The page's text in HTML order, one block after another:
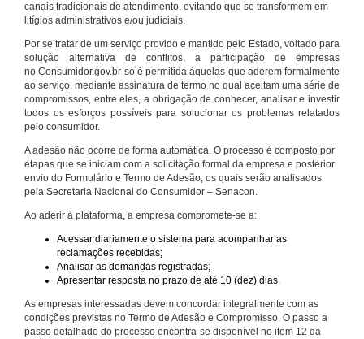
canais tradicionais de atendimento, evitando que se transformem em
litígios administrativos e/ou judiciais.
Por se tratar de um serviço provido e mantido pelo Estado, voltado para
solução alternativa de conflitos, a participação de empresas
no Consumidor.gov.br só é permitida àquelas que aderem formalmente
ao serviço, mediante assinatura de termo no qual aceitam uma série de
compromissos, entre eles, a obrigação de conhecer, analisar e investir
todos os esforços possíveis para solucionar os problemas relatados
pelo consumidor.
A adesão não ocorre de forma automática. O processo é composto por
etapas que se iniciam com a solicitação formal da empresa e posterior
envio do Formulário e Termo de Adesão, os quais serão analisados
pela Secretaria Nacional do Consumidor – Senacon.
Ao aderir à plataforma, a empresa compromete-se a:
Acessar diariamente o sistema para acompanhar as
reclamações recebidas;
Analisar as demandas registradas;
Apresentar resposta no prazo de até 10 (dez) dias.
As empresas interessadas devem concordar integralmente com as
condições previstas no Termo de Adesão e Compromisso. O passo a
passo detalhado do processo encontra-se disponível no item 12 da